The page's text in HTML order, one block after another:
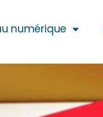
numérique